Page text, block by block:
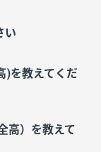
い
)を教えてくだ
高）を教えて